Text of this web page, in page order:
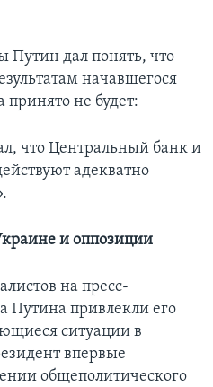
Путин дал понять, что
начавшегося
принято не будет:
что Центральный банк и
адекватно
и оппозиции
на пресс-
Путина привлекли его
ситуации в
впервые
общеполитического